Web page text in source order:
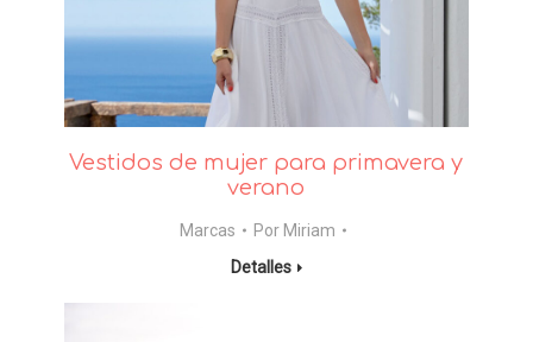
Vestidos de mujer para primavera y
verano
Marcas Por Miriam
Detalles